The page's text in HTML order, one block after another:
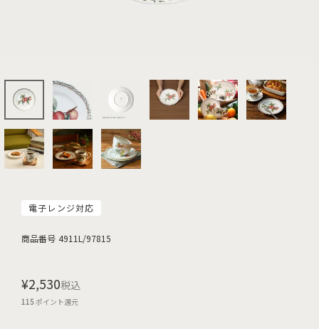
電子レンジ対応
商品番号 4911L/97815
¥2,530税込
115ポイント還元